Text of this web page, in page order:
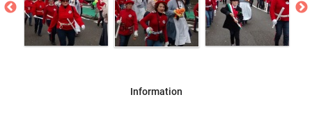
Information